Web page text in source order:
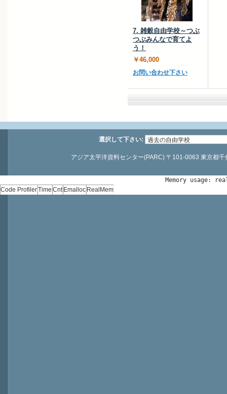
7. 雑穀自由学校～つぶ
つぶみんなで育てよ
う！
￥46,000
お問い合わせ下さい
選択して下さい:
アジア太平洋資料センター(PARC) 〒101-0063 東京都
Memory usage:
Code ProfilerTime Cnt Emalloc RealMem